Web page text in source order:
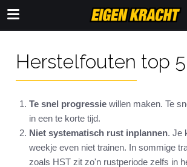
Herstelfouten top 5
Te snel progressie willen maken. Te
in een te korte tijd.
Niet systematisch rust inplannen. Je
weekje even niet trainen. In sommige
zoals HST zit zo'n rustperiode zelfs in